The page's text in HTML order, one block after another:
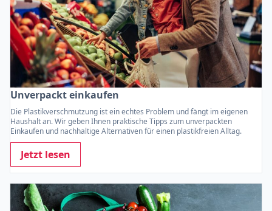
Unverpackt einkaufen
Die Plastikverschmutzung ist ein echtes Problem und fängt im eigenen
Haushalt an. Wir geben Ihnen praktische Tipps zum unverpackten
Einkaufen und nachhaltige Alternativen für einen plastikfreien Alltag.
Jetzt lesen